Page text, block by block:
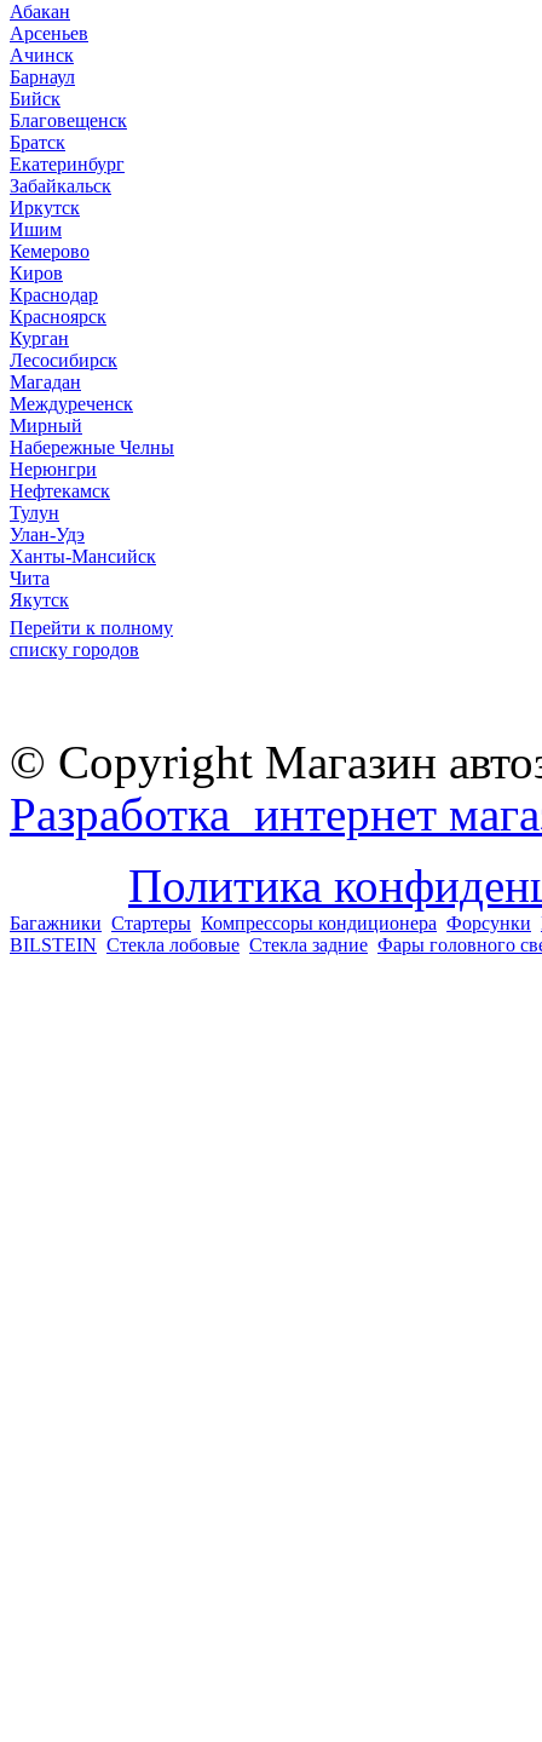
Абакан
Арсеньев
Ачинск
Барнаул
Бийск
Благовещенск
Братск
Екатеринбург
Забайкальск
Иркутск
Ишим
Кемерово
Киров
Краснодар
Красноярск
Курган
Лесосибирск
Магадан
Междуреченск
Мирный
Набережные Челны
Нерюнгри
Нефтекамск
Тулун
Улан-Удэ
Ханты-Мансийск
Чита
Якутск
Перейти к полному
списку городов
© Copyright Магазин
Разработка интернет
Политика
Багажники Стартеры Компрессоры кондиционера Форсунки
BILSTEIN Стекла лобовые Стекла задние Фары головного